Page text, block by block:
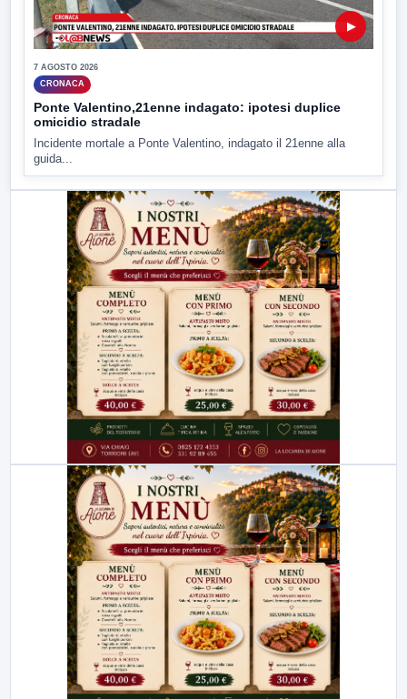
▶
7 AGOSTO 2026
CRONACA
Ponte Valentino,21enne indagato: ipotesi duplice
omicidio stradale
Incidente mortale a Ponte Valentino, indagato il 21enne alla
guida...